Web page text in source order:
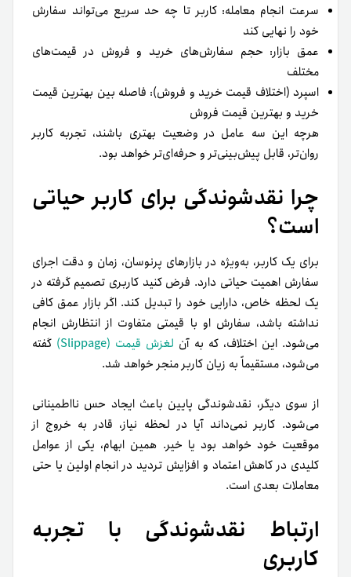
سرعت انجام معامله: کاربر تا چه حد سریع می‌تواند سفارش
خود را نهایی کند
عمق بازار: حجم سفارش‌های خرید و فروش در قیمت‌های
مختلف
اسپرد (اختلاف قیمت خرید و فروش): فاصله بین بهترین قیمت
خرید و بهترین قیمت فروش
هرچه این سه عامل در وضعیت بهتری باشند، تجربه کاربر
روان‌تر، قابل پیش‌بینی‌تر و حرفه‌ای‌تر خواهد بود.
چرا نقدشوندگی برای کاربر حیاتی
است؟
برای یک کاربر، به‌ویژه در بازارهای پرنوسان، زمان و دقت اجرای
سفارش اهمیت حیاتی دارد. فرض کنید کاربری تصمیم گرفته در
یک لحظه خاص، دارایی خود را تبدیل کند. اگر بازار عمق کافی
نداشته باشد، سفارش او با قیمتی متفاوت از انتظارش انجام
می‌شود. این اختلاف، که به آن لغزش قیمت (Slippage)
گفته
می‌شود، مستقیماً به زیان کاربر منجر خواهد شد.
از سوی دیگر، نقدشوندگی پایین باعث ایجاد حس نااطمینانی
می‌شود. کاربر نمی‌داند آیا در لحظه نیاز، قادر به خروج از
موقعیت خود خواهد بود یا خیر. همین ابهام، یکی از عوامل
کلیدی در کاهش اعتماد و افزایش تردید در انجام اولین یا حتی
معاملات بعدی است.
ارتباط نقدشوندگی با تجربه
کاربری